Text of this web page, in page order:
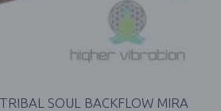
SOUL BACKFLOW MIRA